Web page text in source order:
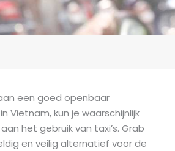
een goed openbaar
Vietnam, kun je waarschijnlijk
het gebruik van taxi’s. Grab
en veilig alternatief voor de